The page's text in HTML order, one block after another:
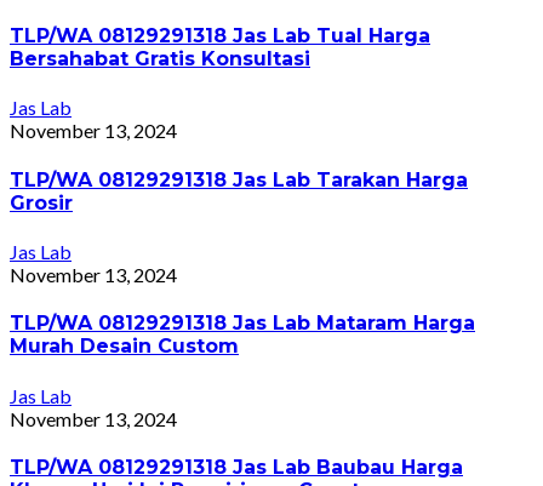
TLP/WA 08129291318 Jas Lab Tual Harga
Bersahabat Gratis Konsultasi
Jas Lab
November 13, 2024
TLP/WA 08129291318 Jas Lab Tarakan Harga
Grosir
Jas Lab
November 13, 2024
TLP/WA 08129291318 Jas Lab Mataram Harga
Murah Desain Custom
Jas Lab
November 13, 2024
TLP/WA 08129291318 Jas Lab Baubau Harga